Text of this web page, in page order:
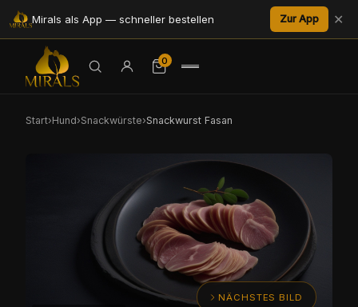
Mirals als App — schneller bestellen Zur App ✕
0
Start›Hund›Snackwürste›Snackwurst Fasan
NÄCHSTES BILD